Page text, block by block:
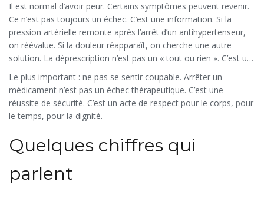
Il est normal d’avoir peur. Certains symptômes peuvent revenir.
Ce n’est pas toujours un échec. C’est une information. Si la
pression artérielle remonte après l’arrêt d’un antihypertenseur,
on réévalue. Si la douleur réapparaît, on cherche une autre
solution. La déprescription n’est pas un « tout ou rien ». C’est un
ajustement continu.
Le plus important : ne pas se sentir coupable. Arrêter un
médicament n’est pas un échec thérapeutique. C’est une
réussite de sécurité. C’est un acte de respect pour le corps, pour
le temps, pour la dignité.
Quelques chiffres qui
parlent